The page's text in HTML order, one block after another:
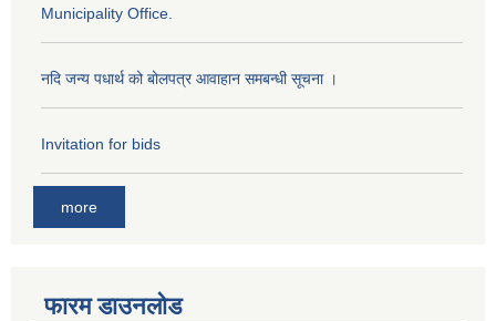
Municipality Office.
नदि जन्य पधार्थ को बोलपत्र आवाहान समबन्धी सूचना ।
Invitation for bids
more
फारम डाउनलोड